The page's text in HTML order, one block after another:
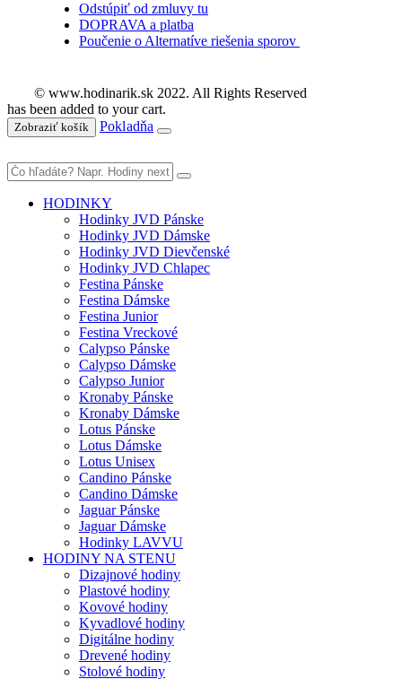
Odstúpiť od zmluvy tu
DOPRAVA a platba
Poučenie o Alternatíve riešenia sporov
© www.hodinarik.sk 2022. All Rights Reserved
has been added to your cart.
Zobraziť košík Pokladňa
HODINKY
Hodinky JVD Pánske
Hodinky JVD Dámske
Hodinky JVD Dievčenské
Hodinky JVD Chlapec
Festina Pánske
Festina Dámske
Festina Junior
Festina Vreckové
Calypso Pánske
Calypso Dámske
Calypso Junior
Kronaby Pánske
Kronaby Dámske
Lotus Pánske
Lotus Dámske
Lotus Unisex
Candino Pánske
Candino Dámske
Jaguar Pánske
Jaguar Dámske
Hodinky LAVVU
HODINY NA STENU
Dizajnové hodiny
Plastové hodiny
Kovové hodiny
Kyvadlové hodiny
Digitálne hodiny
Drevené hodiny
Stolové hodiny